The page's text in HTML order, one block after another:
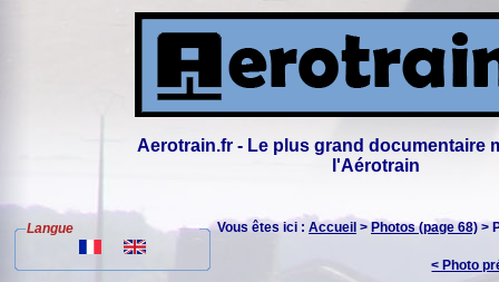
Aerotrain.fr - Le plus grand documentaire
l'Aérotrain
Langue Vous êtes ici : Accueil > Photos (page 68) >
< Photo